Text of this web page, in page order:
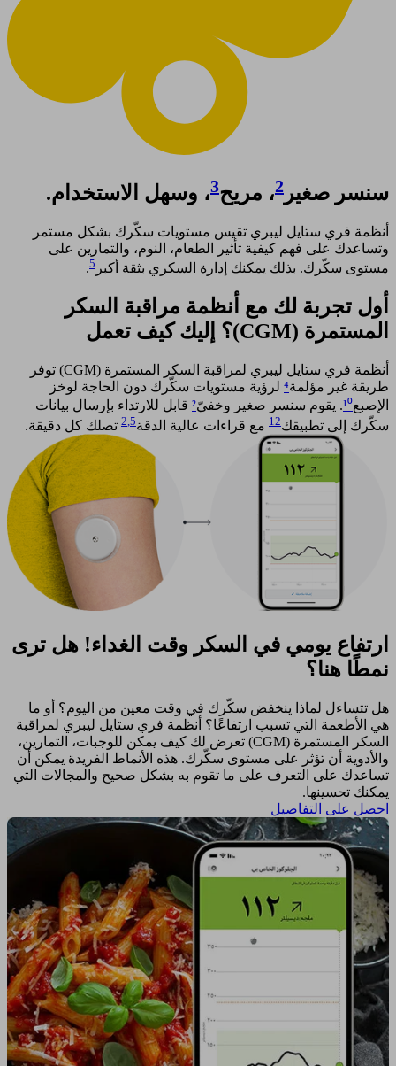
سنسر صغير 2، مريح3، وسهل الاستخدام.
أنظمة فري ستايل ليبري تقيس مستويات سكّرك بشكل مستمر
وتساعدك على فهم كيفية تأثير الطعام، النوم، والتمارين على
مستوى سكّرك. بذلك يمكنك إدارة السكري بثقة أكبر 5
. ​
أول تجربة لك مع أنظمة مراقبة السكر
المستمرة (CGM)؟ إليك كيف تعمل​
أنظمة فري ستايل ليبري لمراقبة السكر المستمرة (CGM) توفر
طريقة غير مؤلمة⁴ لرؤية مستويات سكّرك دون الحاجة لوخز
الإصبع¹⁰. يقوم سنسر صغير وخفيّ² قابل للارتداء بإرسال بيانات
سكّرك إلى تطبيقك12 مع قراءات عالية الدقة 2,5 تصلك كل دقيقة.​
ارتفاع يومي في السكر وقت الغداء! هل ترى
نمطًا هنا؟
هل تتساءل لماذا ينخفض سكّرك في وقت معين من اليوم؟ أو ما
هي الأطعمة التي تسبب ارتفاعًا؟ أنظمة فري ستايل ليبري لمراقبة
السكر المستمرة (CGM) تعرض لك كيف يمكن للوجبات، التمارين،
والأدوية أن تؤثر على مستوى سكّرك. هذه الأنماط الفريدة يمكن أن
تساعدك على التعرف على ما تقوم به بشكل صحيح والمجالات التي
يمكنك تحسينها. ​
احصل على التفاصيل